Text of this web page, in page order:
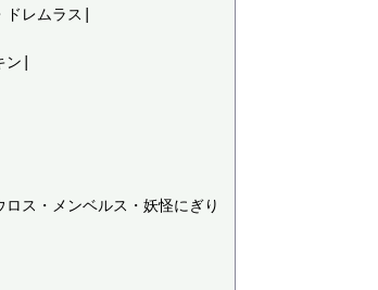
ドレムラス|
ン|
ス・メンベルス・妖怪にぎり